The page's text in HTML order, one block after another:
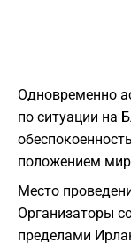
Одновременно
по ситуации на
положением
Место
Организаторы
пределами